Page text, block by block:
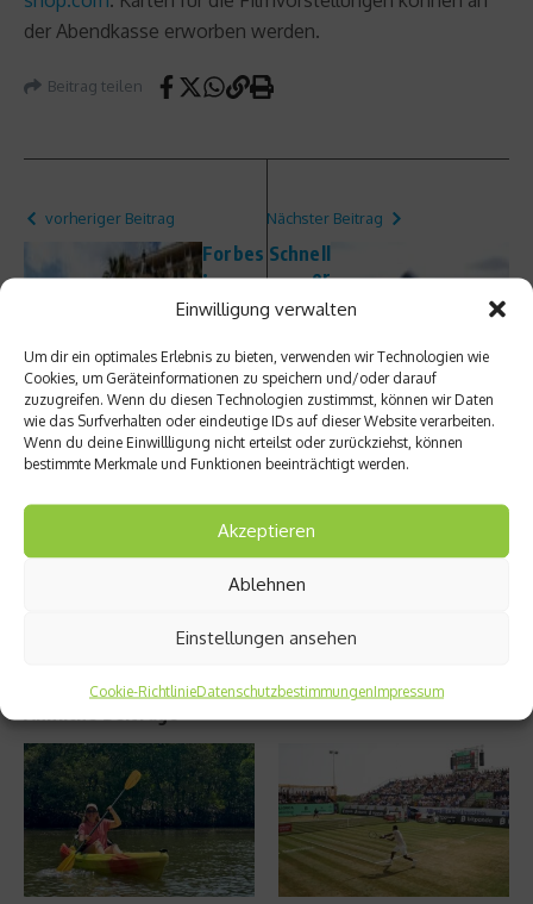
Einwilligung verwalten
Um dir ein optimales Erlebnis zu bieten, verwenden wir Technologien wie
Cookies, um Geräteinformationen zu speichern und/oder darauf
zuzugreifen. Wenn du diesen Technologien zustimmst, können wir Daten
wie das Surfverhalten oder eindeutige IDs auf dieser Website verarbeiten.
Wenn du deine Einwillligung nicht erteilst oder zurückziehst, können
bestimmte Merkmale und Funktionen beeinträchtigt werden.
Akzeptieren
Ablehnen
Einstellungen ansehen
Cookie-RichtlinieDatenschutzbestimmungenImpressum
der Abendkasse erworben werden.
Beitrag teilen
vorheriger Beitrag
Forbes
:
Formel
umsat
zstärk
ste
Sport-
Organi
sation
Nächster Beitrag
Schnell
er
Laufen
kurzen
,
schnell
en und
intensi
ven
eiten